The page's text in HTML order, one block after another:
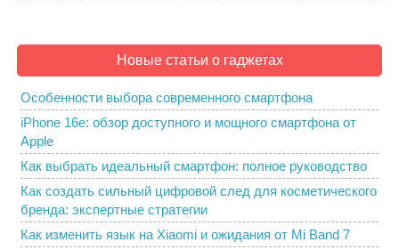
Новые статьи о гаджетах
Особенности выбора современного смартфона
iPhone 16e: обзор доступного и мощного смартфона от
Apple
Как выбрать идеальный смартфон: полное руководство
Как создать сильный цифровой след для косметического
бренда: экспертные стратегии
Как изменить язык на Xiaomi и ожидания от Mi Band 7